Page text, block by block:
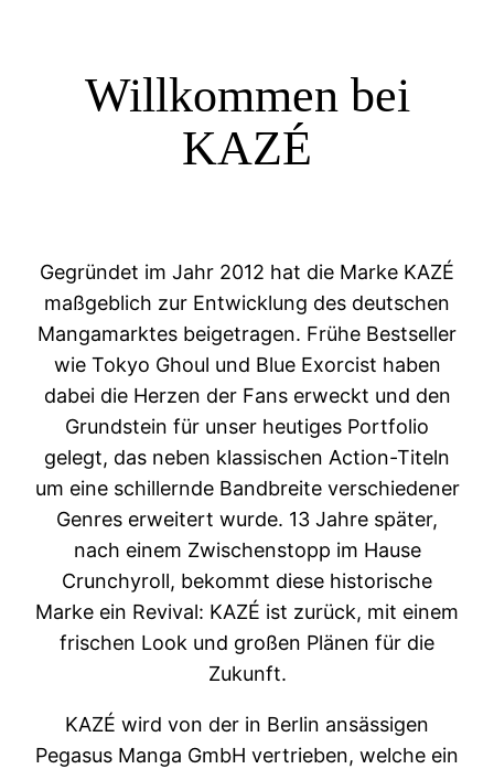
Willkommen bei
KAZÉ
Gegründet im Jahr 2012 hat die Marke KAZÉ
maßgeblich zur Entwicklung des deutschen
Mangamarktes beigetragen. Frühe Bestseller
wie Tokyo Ghoul und Blue Exorcist haben
dabei die Herzen der Fans erweckt und den
Grundstein für unser heutiges Portfolio
gelegt, das neben klassischen Action-Titeln
um eine schillernde Bandbreite verschiedener
Genres erweitert wurde. 13 Jahre später,
nach einem Zwischenstopp im Hause
Crunchyroll, bekommt diese historische
Marke ein Revival: KAZÉ ist zurück, mit einem
frischen Look und großen Plänen für die
Zukunft.
KAZÉ wird von der in Berlin ansässigen
Pegasus Manga GmbH vertrieben, welche ein